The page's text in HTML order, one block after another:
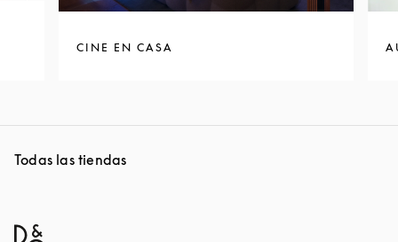
CINE EN CASA
Todas las tiendas